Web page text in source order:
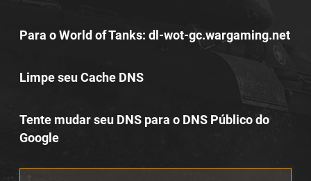
Para o World of Tanks: dl-wot-gc.wargaming.net
Limpe seu Cache DNS
Tente mudar seu DNS para o DNS Público do
Google